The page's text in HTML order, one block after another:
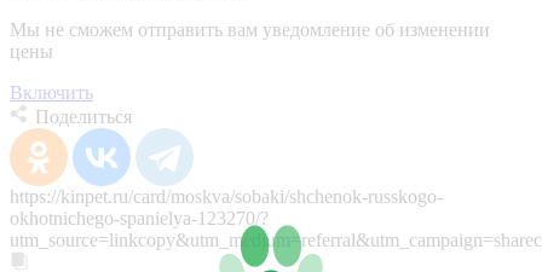
Мы не сможем отправить вам уведомление об изменении
цены
Включить
Поделиться
https://kinpet.ru/card/moskva/sobaki/shchenok-russkogo-
okhotnichego-spanielya-123270/?